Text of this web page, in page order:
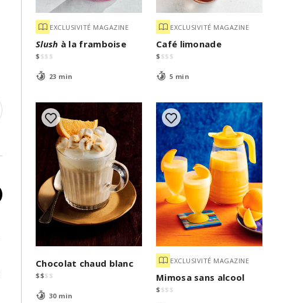
EXCLUSIVITÉ MAGAZINE
Slush à la framboise
$ $$ $
23 min
EXCLUSIVITÉ MAGAZINE
Café limonade
$ $$ $
5 min
Chocolat chaud blanc
$$$ $
30 min
EXCLUSIVITÉ MAGAZINE
Mimosa sans alcool
$ $$ $